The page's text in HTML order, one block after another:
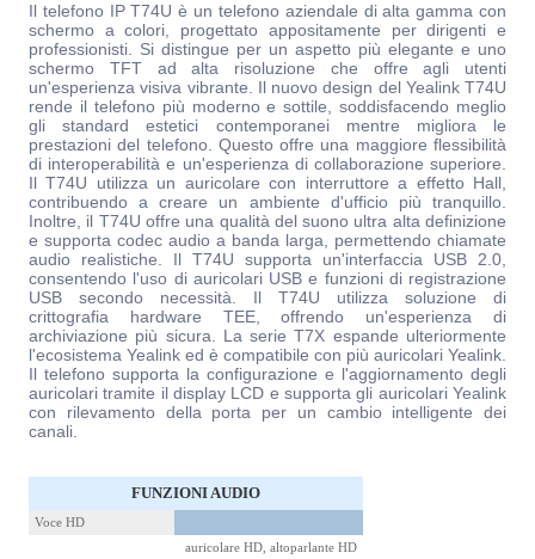
Il telefono IP T74U è un telefono aziendale di alta gamma con
schermo a colori, progettato appositamente per dirigenti e
professionisti. Si distingue per un aspetto più elegante e uno
schermo TFT ad alta risoluzione che offre agli utenti
un'esperienza visiva vibrante. Il nuovo design del Yealink T74U
rende il telefono più moderno e sottile, soddisfacendo meglio
gli standard estetici contemporanei mentre migliora le
prestazioni del telefono. Questo offre una maggiore flessibilità
di interoperabilità e un'esperienza di collaborazione superiore.
Il T74U utilizza un auricolare con interruttore a effetto Hall,
contribuendo a creare un ambiente d'ufficio più tranquillo.
Inoltre, il T74U offre una qualità del suono ultra alta definizione
e supporta codec audio a banda larga, permettendo chiamate
audio realistiche. Il T74U supporta un'interfaccia USB 2.0,
consentendo l'uso di auricolari USB e funzioni di registrazione
USB secondo necessità. Il T74U utilizza soluzione di
crittografia hardware TEE, offrendo un'esperienza di
archiviazione più sicura. La serie T7X espande ulteriormente
l'ecosistema Yealink ed è compatibile con più auricolari Yealink.
Il telefono supporta la configurazione e l'aggiornamento degli
auricolari tramite il display LCD e supporta gli auricolari Yealink
con rilevamento della porta per un cambio intelligente dei
canali.
FUNZIONI AUDIO
Voce HD
auricolare HD, altoparlante HD